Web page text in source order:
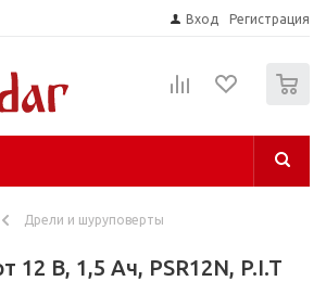
Вход Регистрация
Дрели и шуруповерты
12 В, 1,5 Ач, PSR12N, P.I.T